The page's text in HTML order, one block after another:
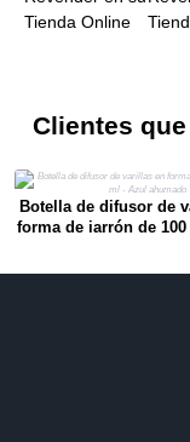
Clientes
Botella de difusor de
forma de jarrón de 100